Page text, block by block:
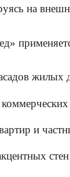
на
жилых
и